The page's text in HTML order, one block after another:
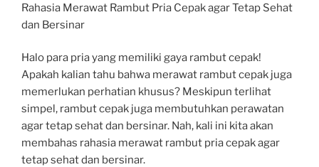
Rahasia Merawat Rambut Pria Cepak agar Tetap Sehat
dan Bersinar
Halo para pria yang memiliki gaya rambut cepak!
Apakah kalian tahu bahwa merawat rambut cepak juga
memerlukan perhatian khusus? Meskipun terlihat
simpel, rambut cepak juga membutuhkan perawatan
agar tetap sehat dan bersinar. Nah, kali ini kita akan
membahas rahasia merawat rambut pria cepak agar
tetap sehat dan bersinar.